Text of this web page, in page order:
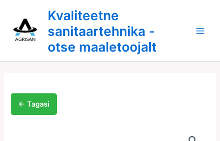
content
Kvaliteetne
sanitaartehnika -
otse maaletoojalt
← Tagasi
kogus